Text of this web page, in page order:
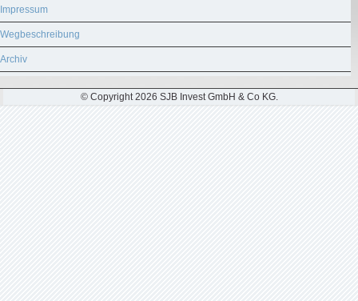
Impressum
Wegbeschreibung
Archiv
© Copyright 2026 SJB Invest GmbH & Co KG.